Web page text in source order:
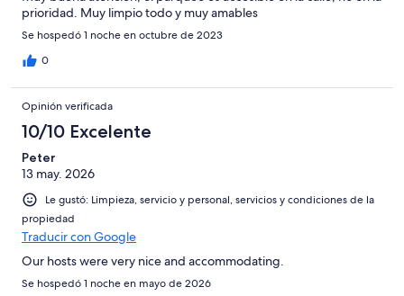
prioridad. Muy limpio todo y muy amables
Se hospedó 1 noche en octubre de 2023
0
Opinión verificada
10/10 Excelente
Peter
13 may. 2026
Le gustó: Limpieza, servicio y personal, servicios y condiciones de la
propiedad
Traducir con Google
Our hosts were very nice and accommodating.
Se hospedó 1 noche en mayo de 2026